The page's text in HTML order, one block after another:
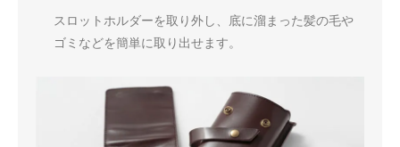
スロットホルダーを取り外し、底に溜まった髪の毛や
ゴミなどを簡単に取り出せます。